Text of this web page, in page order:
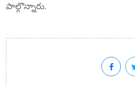
పాల్గొన్నారు.